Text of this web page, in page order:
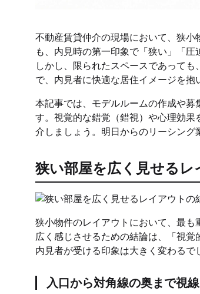
不動産賃貸仲介の現場において、狭
も、内見時の第一印象で「狭い」「
しかし、限られたスペースであって
で、内見者に快適な居住イメージを抱
本記事では、モデルルームの作成や
す。視覚的な錯覚（錯視）や心理効
介しましょう。明日からのリーシング
狭い部屋を広く見せるレ
狭小物件のレイアウトにおいて、最
広く感じさせるための結論は、「視覚
内見者が受ける印象は大きく変わるで
入口から対角線の奥まで視